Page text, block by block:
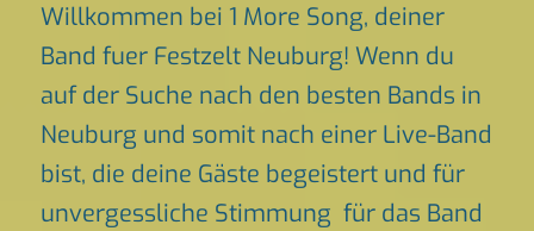
Willkommen bei 1 More Song, deiner
Band fuer Festzelt Neuburg! Wenn du
auf der Suche nach den besten Bands in
Neuburg und somit nach einer Live-Band
bist, die deine Gäste begeistert und für
unvergessliche Stimmung für das Band